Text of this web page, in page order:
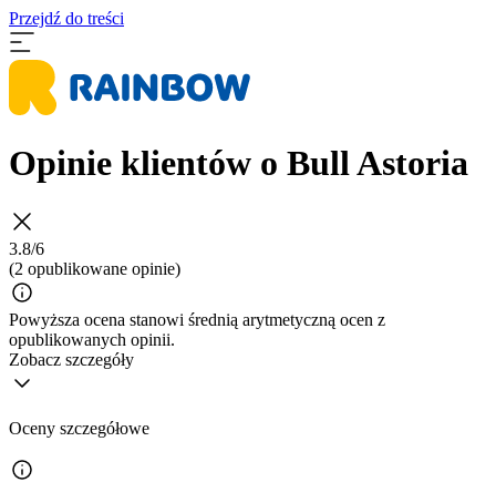
Przejdź do treści
Opinie klientów o Bull Astoria
3.8/6
(2 opublikowane opinie)
Powyższa ocena stanowi średnią arytmetyczną ocen z
opublikowanych opinii.
Zobacz szczegóły
Oceny szczegółowe